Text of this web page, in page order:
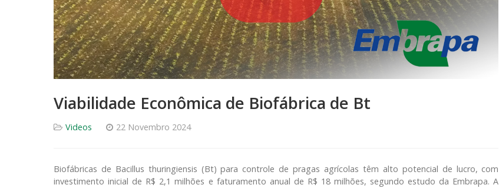
Viabilidade Econômica de Biofábrica de Bt
Videos 22 Novembro 2024
Biofábricas de Bacillus thuringiensis (Bt) para controle de pragas agrícolas têm alto potencial de lucro, com
investimento inicial de R$ 2,1 milhões e faturamento anual de R$ 18 milhões, segundo estudo da Embrapa. A